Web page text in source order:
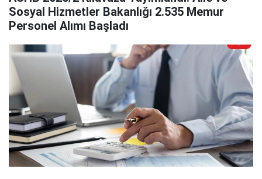
Sosyal Hizmetler Bakanlığı 2.535 Memur
Personel Alımı Başladı